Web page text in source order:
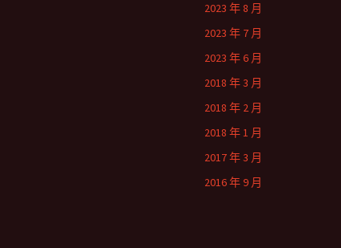
2023 年 8 月
2023 年 7 月
2023 年 6 月
2018 年 3 月
2018 年 2 月
2018 年 1 月
2017 年 3 月
2016 年 9 月